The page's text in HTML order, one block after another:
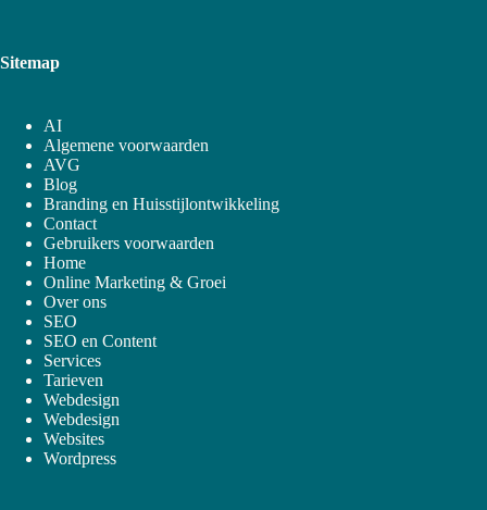
Sitemap
AI
Algemene voorwaarden
AVG
Blog
Branding en Huisstijlontwikkeling
Contact
Gebruikers voorwaarden
Home
Online Marketing & Groei
Over ons
SEO
SEO en Content
Services
Tarieven
Webdesign
Webdesign
Websites
Wordpress